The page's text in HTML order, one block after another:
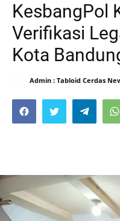
KesbangPol
Verifikasi
Kota
Admin : Tabloid Cerdas